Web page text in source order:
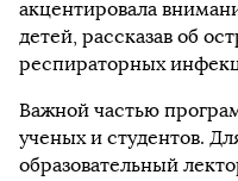
акцентировала
детей, рассказав об
респираторных
Важной частью
ученых и студентов.
образовательный